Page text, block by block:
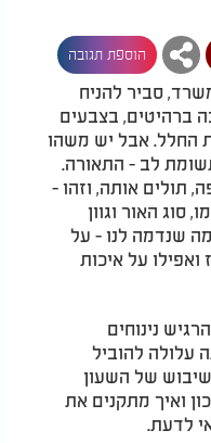
הוספת תגובה
סביר להניח
בצבעים
החלל. אבל יש משהו
לב - התאורה.
תולים אותה, וזהו -
סוג האור וגוון
שנדמה לנו - על
ואפילו על איכות
נינוחים
עלולה להוביל
של השעון
ואיך מתקנים את
לדעת.